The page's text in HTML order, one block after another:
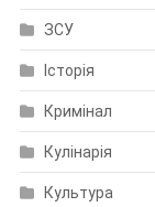
ЗСУ
Історія
Кримінал
Кулінарія
Культура